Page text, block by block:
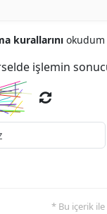
kurallarını
işlemin
* Bu içerik